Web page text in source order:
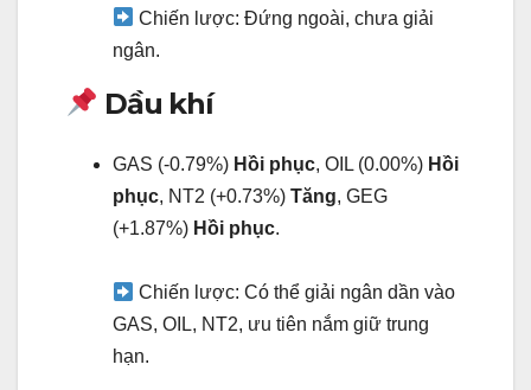
Chiến lược: Đứng ngoài, chưa giải
ngân.
Dầu khí
GAS (-0.79%) Hồi phục, OIL (0.00%) Hồi
phục, NT2 (+0.73%) Tăng, GEG
(+1.87%) Hồi phục.
Chiến lược: Có thể giải ngân dần vào
GAS, OIL, NT2, ưu tiên nắm giữ trung
hạn.